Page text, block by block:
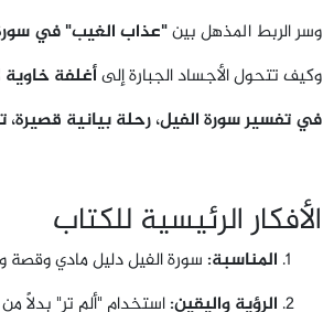
وسر الربط المذهل بين"عذاب الغيب" في
وكيف تتحول الأجساد الجبارة إلىأغلفة خاوية
في تفسير سورة الفيل، رحلة بيانية
الأفكار الرئيسية للكتاب
المناسبة:سورة الفيل دليل مادي وقصة
الرؤية واليقين:استخدام "ألم تر" بدلاً